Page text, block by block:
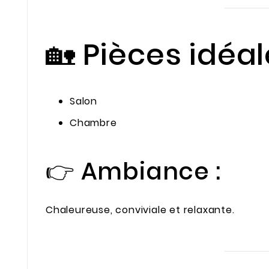
🏡 Pièces
Salon
Chambre
👉 Ambiance :
Chaleureuse, conviviale et relaxante.